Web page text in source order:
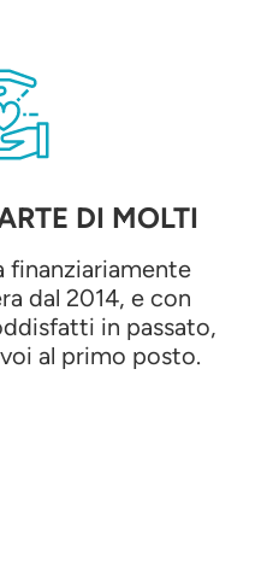
DI MOLTI
finanziariamente
dal 2014, e con
in passato,
al primo posto.